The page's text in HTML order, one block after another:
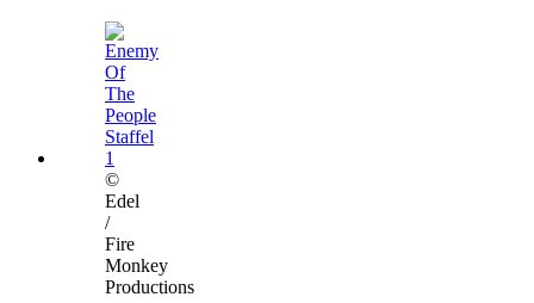
©
Edel
/
Fire
Monkey
Productions